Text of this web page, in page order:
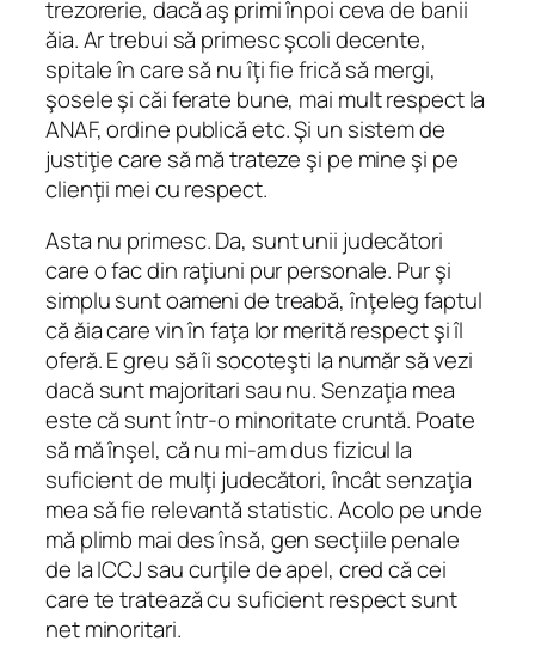
trezorerie, dacă aş primi înpoi ceva de banii
ăia. Ar trebui să primesc şcoli decente,
spitale în care să nu îţi fie frică să mergi,
şosele şi căi ferate bune, mai mult respect la
ANAF, ordine publică etc. Şi un sistem de
justiţie care să mă trateze şi pe mine şi pe
clienţii mei cu respect.
Asta nu primesc. Da, sunt unii judecători
care o fac din raţiuni pur personale. Pur şi
simplu sunt oameni de treabă, înţeleg faptul
că ăia care vin în faţa lor merită respect şi îl
oferă. E greu să îi socoteşti la număr să vezi
dacă sunt majoritari sau nu. Senzaţia mea
este că sunt într-o minoritate cruntă. Poate
să mă înşel, că nu mi-am dus fizicul la
suficient de mulţi judecători, încât senzaţia
mea să fie relevantă statistic. Acolo pe unde
mă plimb mai des însă, gen secţiile penale
de la ICCJ sau curţile de apel, cred că cei
care te tratează cu suficient respect sunt
net minoritari.